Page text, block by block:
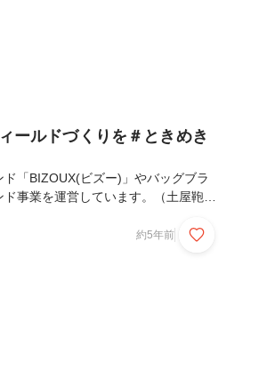
ールドづくりを＃ときめき
「BIZOUX(ビズー)」やバッグブラ
事業を運営しています。（土屋鞄製
ンとバリューを策定しました。ミッ
っている魅力的な仲間をご紹介させ
約5年前